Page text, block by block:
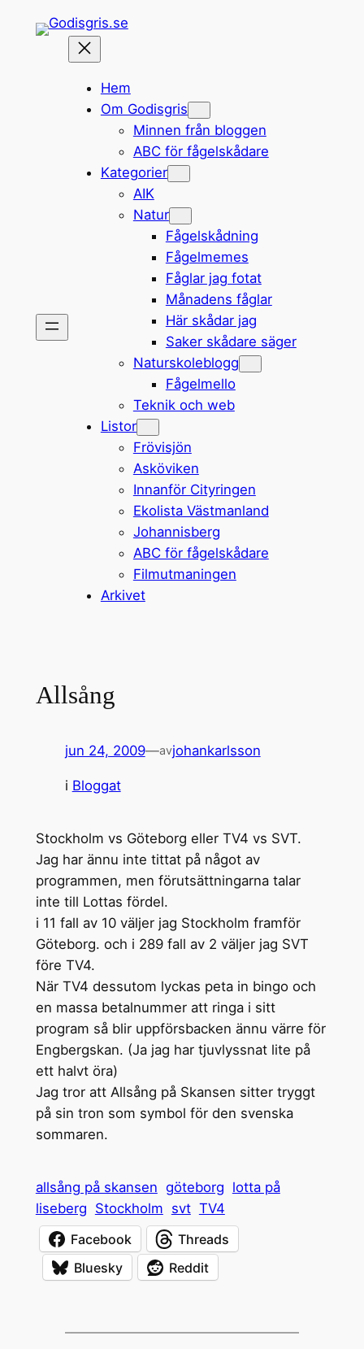
Hem
Om Godisgris
Minnen från bloggen
ABC för fågelskådare
Kategorier
AIK
Natur
Fågelskådning
Fågelmemes
Fåglar jag fotat
Månadens fåglar
Här skådar jag
Saker skådare säger
Naturskoleblogg
Fågelmello
Teknik och web
Listor
Frövisjön
Asköviken
Innanför Cityringen
Ekolista Västmanland
Johannisberg
ABC för fågelskådare
Filmutmaningen
Arkivet
Allsång
jun 24, 2009—avjohankarlsson
i Bloggat
Stockholm vs Göteborg eller TV4 vs SVT.
Jag har ännu inte tittat på något av
programmen, men förutsättningarna talar
inte till Lottas fördel.
i 11 fall av 10 väljer jag Stockholm framför
Göteborg. och i 289 fall av 2 väljer jag SVT
före TV4.
När TV4 dessutom lyckas peta in bingo och
en massa betalnummer att ringa i sitt
program så blir uppförsbacken ännu värre för
Engbergskan. (Ja jag har tjuvlyssnat lite på
ett halvt öra)
Jag tror att Allsång på Skansen sitter tryggt
på sin tron som symbol för den svenska
sommaren.
allsång på skansen göteborg lotta på
liseberg Stockholm svt TV4
Facebook
Threads
Bluesky
Reddit